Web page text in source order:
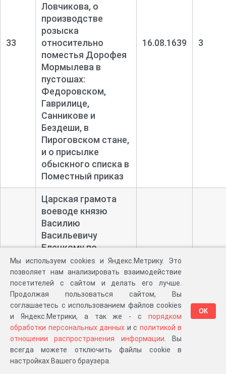
33
Ловчикова, о
производстве
розыска
относительно
поместья Дорофея
Мормылева в
пустошах:
Федоровском,
Гаврилице,
Санникове и
Бездеши, в
Пироговском стане,
и о присылке
обыскного списка в
Поместный приказ
16.08.1639 3
34
Царская грамота
воеводе князю
Василию
Васильевичу
Елецкому по
челобитью
бежечанина Семена
Кишкильдеева, о
производстве
розыска
относительно
пустошей Дубровки
(в Городецком
стане) и Маслетина
(в Пироговском
17.08.1639 6
Мы используем cookies и Яндекс.Метрику. Это
позволяет нам анализировать взаимодействие
посетителей с сайтом и делать его лучше.
Продолжая пользоваться сайтом, Вы
соглашаетесь с использованием файлов cookies
и Яндекс.Метрики, а так же - с порядком
обработки персональных данных и с политикой в
отношении распространения информации . Вы
всегда можете отключить файлы cookie в
настройках Вашего браузера.
ОК